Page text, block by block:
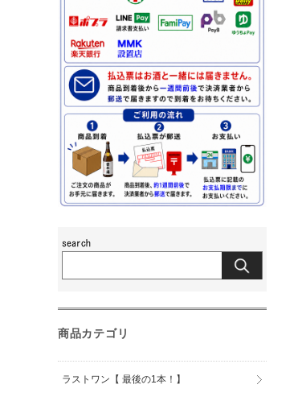
商品カテゴリ
ラストワン【 最後の1本！】